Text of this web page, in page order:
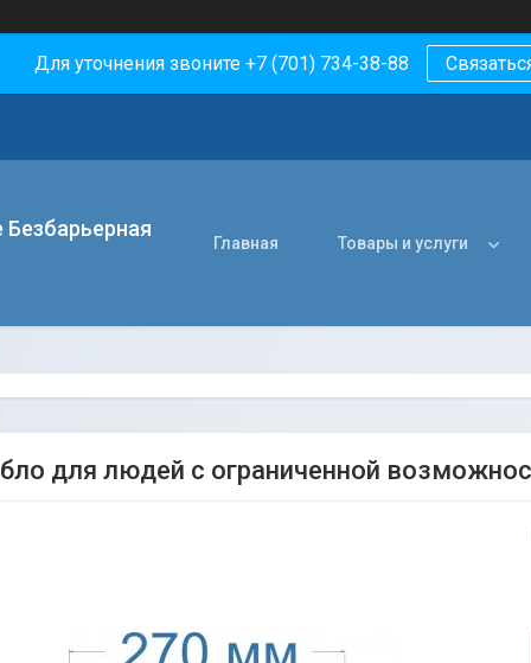
Для уточнения звоните +7 (701) 734-38-88
Главная Товары и услуги
для людей с ограниченной